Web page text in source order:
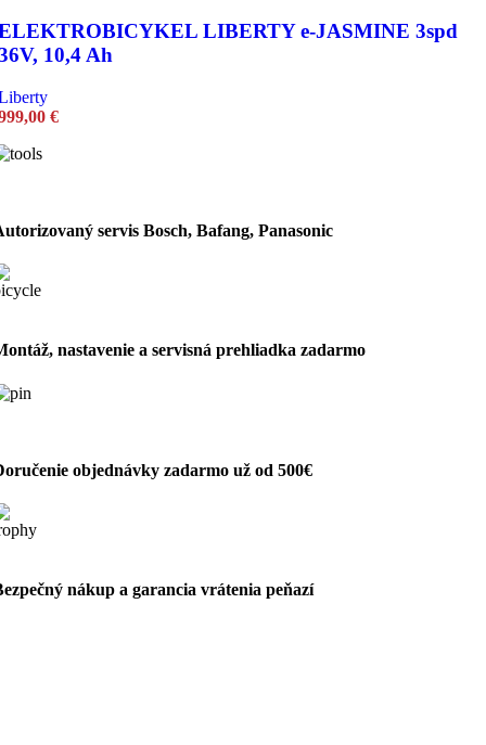
LIBERTY e-JASMINE 3spd
10,4 Ah
€
servis Bosch, Bafang, Panasonic
nastavenie a servisná prehliadka zadarmo
objednávky zadarmo už od 500€
nákup a garancia vrátenia peňazí